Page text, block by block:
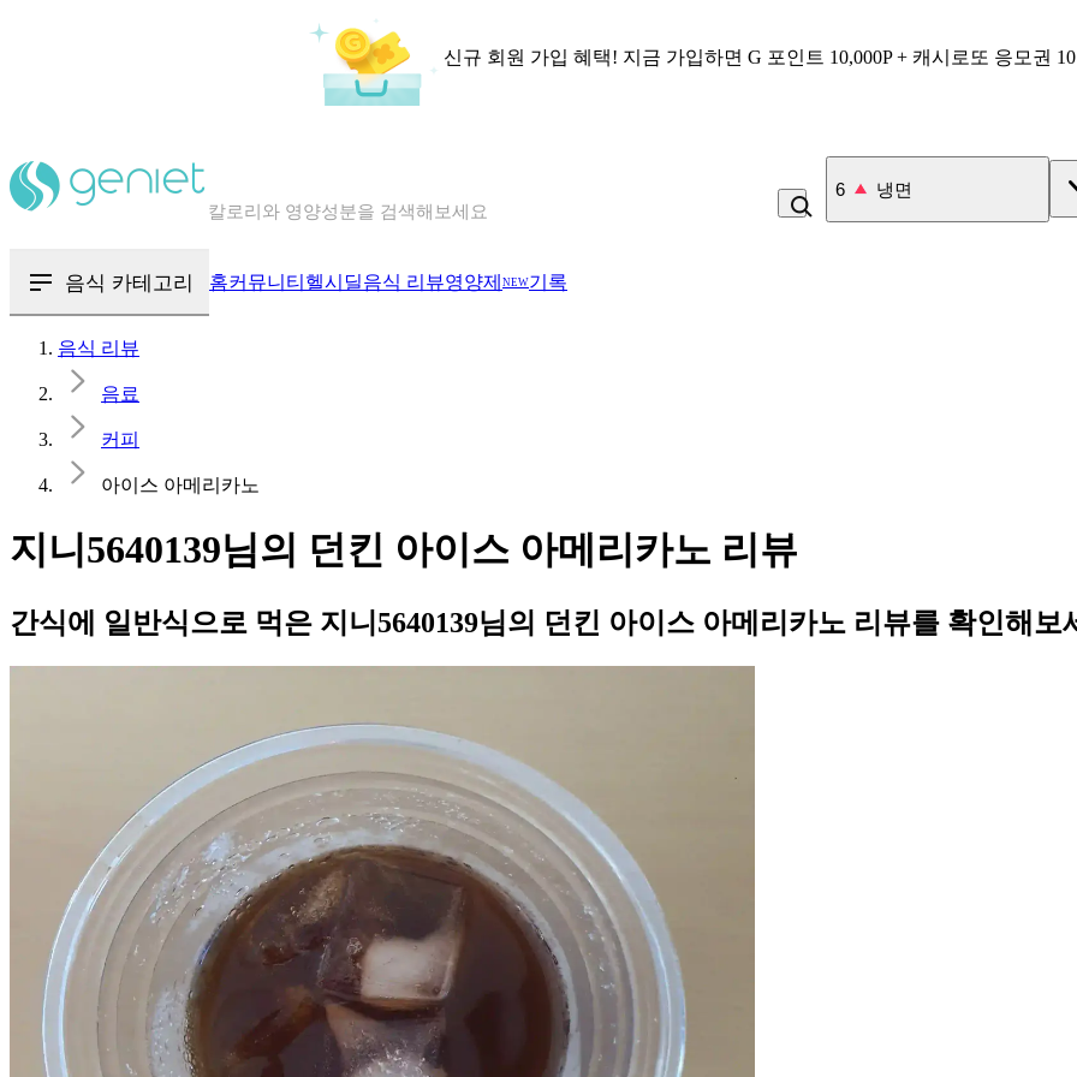
신규 회원 가입 혜택! 지금 가입하면 G 포인트 10,000P + 캐시로또 응모권
혈당 · 다이어트 음식 검색해보세요
7 김치
음식 카테고리 홈커뮤니티 헬시딜음식 리뷰영양제 NEW기록
음식 리뷰
음료
커피
아이스 아메리카노
지니5640139님의 던킨 아이스 아메리카노 리뷰
간식에 일반식으로 먹은 지니5640139님의 던킨 아이스 아메리카노 리뷰를 확인해보